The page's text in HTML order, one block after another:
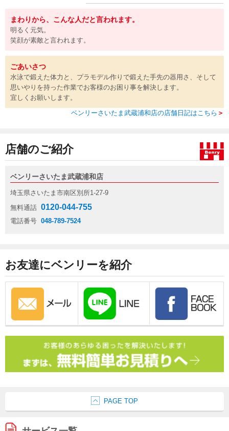
まわりから、こんな人だと言われます。
明るく元気。
笑顔が素敵と言われます。
ごあいさつ
水泳で鍛えた体力と、プラモデル作りで鍛えた手先の器用さ、そして
思いやりを持った作業でお客様のお困り事を解決します。
宜しくお願いします。
ベンリーさいたま武蔵浦和店の店舗日記はこちら ＞
店舗のご紹介
ベンリーさいたま武蔵浦和店
埼玉県さいたま市南区別所1-27-9
無料通話 0120-044-755
電話番号 048-789-7524
お友達にベンリーを紹介
PAGE TOP